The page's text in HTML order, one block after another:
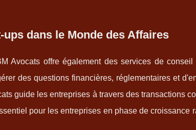
dans le Monde des Affaires
Avocats offre également des services de conseil
des questions financières, réglementaires et
guide les entreprises à travers des transactions
pour les entreprises en phase de croissance